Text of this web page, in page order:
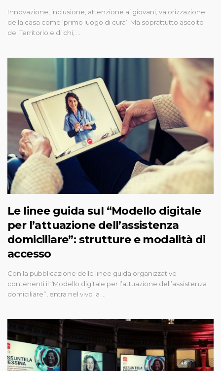
Innovazione, inclusione, attenzione ai giovani, valorizzazione
della casa come ‘primo luogo di cura’. Ma soprattutto ascolto
del Territorio e di chi, …
Le linee guida sul “Modello digitale
per l’attuazione dell’assistenza
domiciliare”: strutture e modalità di
accesso
Con la pubblicazione delle linee guida organizzative
contenenti il “Modello digitale per l’attuazione dell’assistenza
domiciliare”, entra nel vivo la …